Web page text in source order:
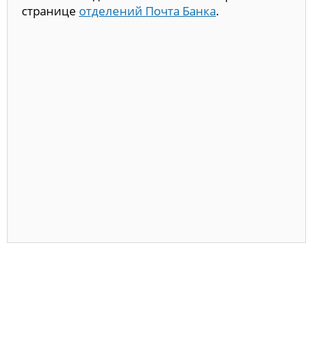
странице отделений Почта Банка.